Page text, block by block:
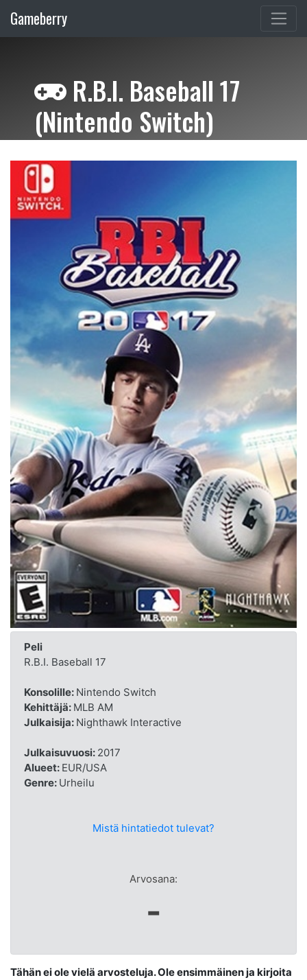
Gameberry
R.B.I. Baseball 17
(Nintendo Switch)
Peli
R.B.I. Baseball 17
Konsolille: Nintendo Switch
Kehittäjä: MLB AM
Julkaisija: Nighthawk Interactive
Julkaisuvuosi: 2017
Alueet: EUR/USA
Genre: Urheilu
Mistä hintatiedot tulevat?
Arvosana:
-
Tähän ei ole vielä arvosteluja. Ole ensimmäinen ja kirjoita